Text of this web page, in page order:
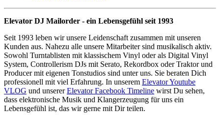
Elevator DJ Mailorder - ein Lebensgefühl seit 1993
Seit 1993 leben wir unsere Leidenschaft zusammen mit unseren
Kunden aus. Nahezu alle unsere Mitarbeiter sind musikalisch aktiv.
Sowohl Turntablisten mit klassischem Vinyl oder als Digital Vinyl
System, Controllerism DJs mit Serato, Rekordbox oder Traktor und
Producer mit eigenen Tonstudios sind unter uns. Sie beraten Dich
professionell mit viel Erfahrung. In unserem Elevator Youtube
VLOG und unsererElevator Facebook Timeline wirst Du sehen,
dass elektronische Musik und Klangerzeugung für uns ein
Lebensgefühl ist, das wir gerne mit Dir teilen.